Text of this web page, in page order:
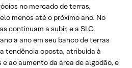
no mercado de terras,
menos até o próximo ano. No
continuam a subir, e a SLC
a ano em seu banco de terras
tendência oposta, atribuída à
ao aumento da área de algodão, e